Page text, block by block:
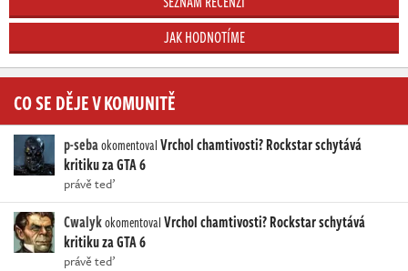
JAK HODNOTÍME
CO SE DĚJE V KOMUNITĚ
p-sebaokomentovalVrchol chamtivosti? Rockstar schytává
kritiku za GTA 6
právě teď
CwalykokomentovalVrchol chamtivosti? Rockstar schytává
kritiku za GTA 6
právě teď